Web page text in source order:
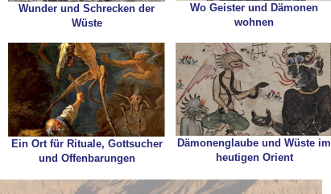
Wunder und Schrecken der
Wüste
Wo Geister und Dämonen
wohnen
Ein Ort für Rituale, Gottsucher
und Offenbarungen
Dämonenglaube und Wüste im
heutigen Orient